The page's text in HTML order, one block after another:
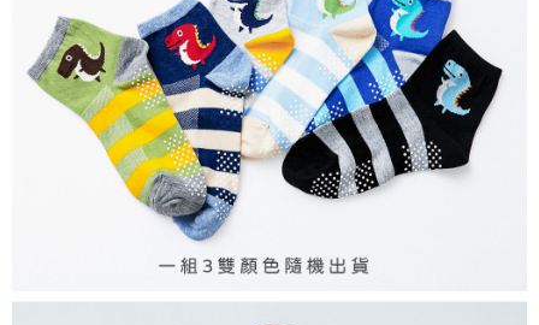
付款後全家取貨
每筆NT$80，滿NT$859(含以上)免運費
7-11取貨付款
每筆NT$80，滿NT$899(含以上)免運費
付款後7-11取貨
每筆NT$80，滿NT$859(含以上)免運費